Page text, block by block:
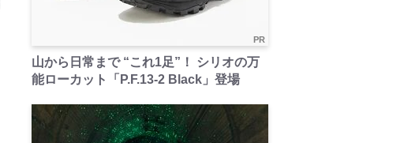
PR
山から日常まで “これ1足”！ シリオの万
能ローカット「P.F.13-2 Black」登場